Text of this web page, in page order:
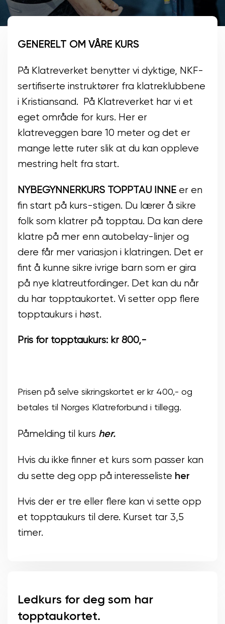
GENERELT OM VÅRE KURS
På Klatreverket benytter vi dyktige, NKF-
sertifiserte instruktører fra klatreklubbene
i Kristiansand. På Klatreverket har vi et
eget område for kurs. Her er
klatreveggen bare 10 meter og det er
mange lette ruter slik at du kan oppleve
mestring helt fra start.
NYBEGYNNERKURS TOPPTAU INNE er en
fin start på kurs-stigen. Du lærer å sikre
folk som klatrer på topptau. Da kan dere
klatre på mer enn autobelay-linjer og
dere får mer variasjon i klatringen. Det er
fint å kunne sikre ivrige barn som er gira
på nye klatreutfordinger. Det kan du når
du har topptaukortet. Vi setter opp flere
topptaukurs i høst.
Pris for topptaukurs: kr 800,-
Prisen på selve sikringskortet er kr 400,- og
betales til Norges Klatreforbund i tillegg.
Påmelding til kurs her.
Hvis du ikke finner et kurs som passer kan
du sette deg opp på interesseliste her
Hvis der er tre eller flere kan vi sette opp
et topptaukurs til dere. Kurset tar 3,5
timer.
Ledkurs for deg som har
topptaukortet.